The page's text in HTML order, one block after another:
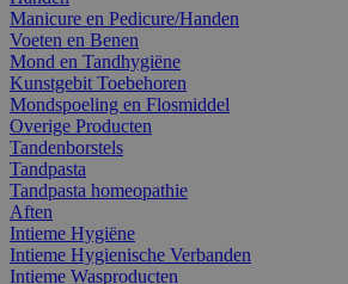
Manicure en Pedicure/Handen
Voeten en Benen
Mond en Tandhygiëne
Kunstgebit Toebehoren
Mondspoeling en Flosmiddel
Overige Producten
Tandenborstels
Tandpasta
Tandpasta homeopathie
Aften
Intieme Hygiëne
Intieme Hygienische Verbanden
Intieme Wasproducten